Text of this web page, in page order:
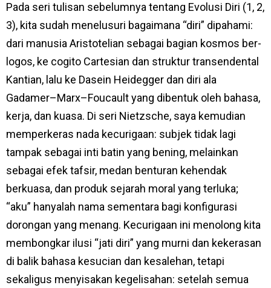
Pada seri tulisan sebelumnya tentang Evolusi Diri (1, 2,
3), kita sudah menelusuri bagaimana “diri” dipahami:
dari manusia Aristotelian sebagai bagian kosmos ber-
logos, ke cogito Cartesian dan struktur transendental
Kantian, lalu ke Dasein Heidegger dan diri ala
Gadamer–Marx–Foucault yang dibentuk oleh bahasa,
kerja, dan kuasa. Di seri Nietzsche, saya kemudian
memperkeras nada kecurigaan: subjek tidak lagi
tampak sebagai inti batin yang bening, melainkan
sebagai efek tafsir, medan benturan kehendak
berkuasa, dan produk sejarah moral yang terluka;
“aku” hanyalah nama sementara bagi konfigurasi
dorongan yang menang. Kecurigaan ini menolong kita
membongkar ilusi “jati diri” yang murni dan kekerasan
di balik bahasa kesucian dan kesalehan, tetapi
sekaligus menyisakan kegelisahan: setelah semua